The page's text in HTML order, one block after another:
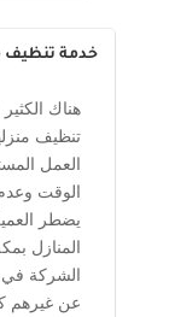
خدمة تنظيف
هناك
تنظيف
العمل
الوقت
يضطر
المنازل
الشركة في
عن غيرهم